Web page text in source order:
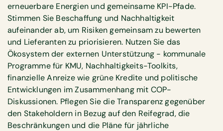
erneuerbare Energien und gemeinsame KPI-Pfade.
Stimmen Sie Beschaffung und Nachhaltigkeit
aufeinander ab, um Risiken gemeinsam zu bewerten
und Lieferanten zu priorisieren. Nutzen Sie das
Ökosystem der externen Unterstützung - kommunale
Programme für KMU, Nachhaltigkeits-Toolkits,
finanzielle Anreize wie grüne Kredite und politische
Entwicklungen im Zusammenhang mit COP-
Diskussionen. Pflegen Sie die Transparenz gegenüber
den Stakeholdern in Bezug auf den Reifegrad, die
Beschränkungen und die Pläne für jährliche